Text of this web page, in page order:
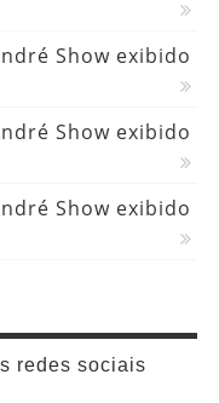
Show exibido
Show exibido
Show exibido
redes sociais